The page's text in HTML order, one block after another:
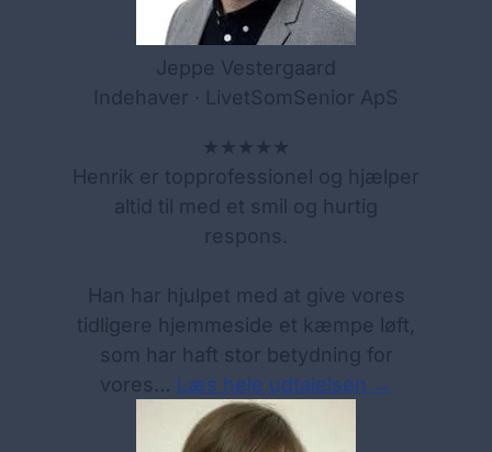
Jeppe Vestergaard
Indehaver · LivetSomSenior ApS
★★★★★
Henrik er topprofessionel og hjælper
altid til med et smil og hurtig
respons.
Han har hjulpet med at give vores
tidligere hjemmeside et kæmpe løft,
som har haft stor betydning for
vores… Læs hele udtalelsen →